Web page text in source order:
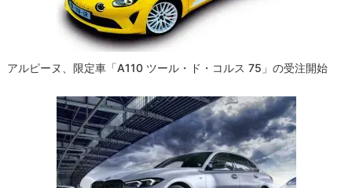
アルピーヌ、限定車「A110 ツール・ド・コルス 75」の受注開始